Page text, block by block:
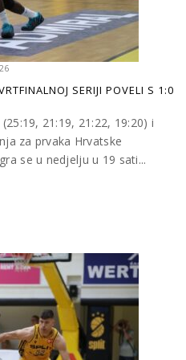
SERIJI POVELI S 1:0
21:19, 21:22, 19:20) i
za prvaka Hrvatske
se u nedjelju u 19 sati...